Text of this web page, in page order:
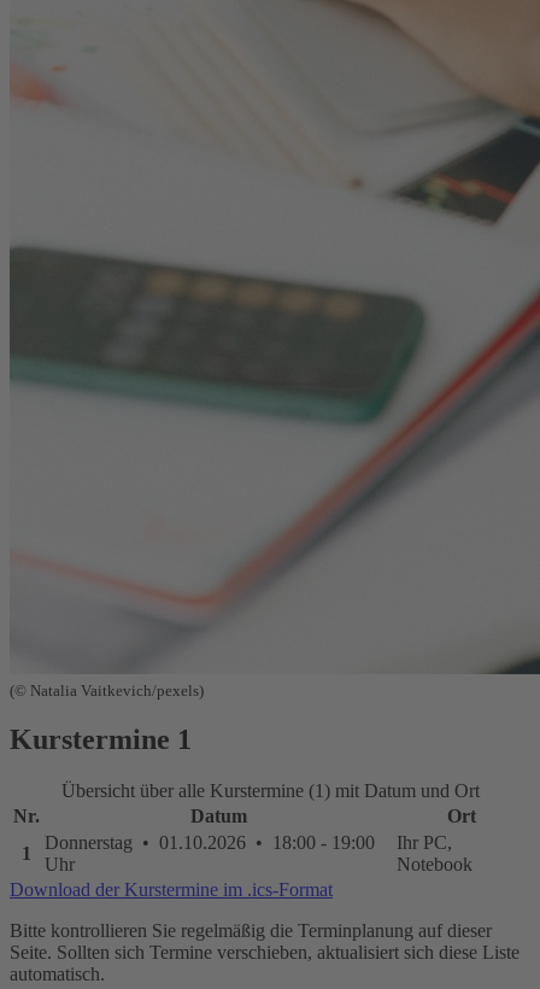
(© Natalia Vaitkevich/pexels)
Kurstermine 1
Übersicht über alle Kurstermine (1) mit Datum und Ort
Nr.
Datum
Ort
1
Donnerstag • 01.10.2026 • 18:00 - 19:00
Uhr
Ihr PC,
Notebook
Download der Kurstermine im .ics-Format
Bitte kontrollieren Sie regelmäßig die Terminplanung auf dieser
Seite. Sollten sich Termine verschieben, aktualisiert sich diese Liste
automatisch.